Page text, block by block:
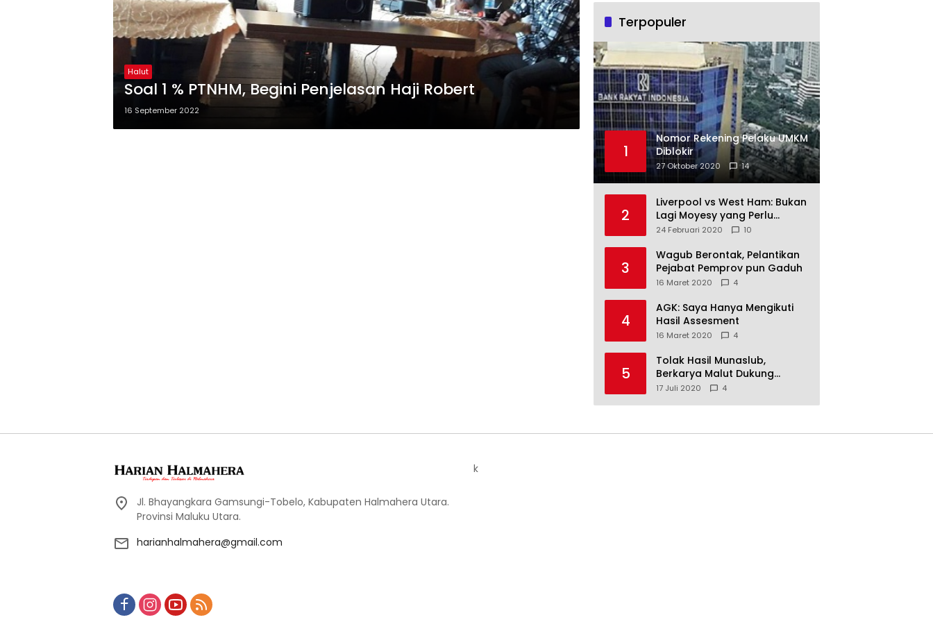
Halut
Soal 1 % PTNHM, Begini Penjelasan Haji Robert
16 September 2022
Terpopuler
1
Nomor Rekening Pelaku UMKM
Diblokir
27 Oktober 2020 14
2
Liverpool vs West Ham: Bukan
Lagi Moyesy yang Perlu
Ditakuti
24 Februari 2020 10
3
Wagub Berontak, Pelantikan
Pejabat Pemprov pun Gaduh
16 Maret 2020 4
4
AGK: Saya Hanya Mengikuti
Hasil Assesment
16 Maret 2020 4
5
Tolak Hasil Munaslub,
Berkarya Malut Dukung
Tommy Soeharto
17 Juli 2020 4
Jl. Bhayangkara Gamsungi-Tobelo, Kabupaten Halmahera Utara.
Provinsi Maluku Utara.
harianhalmahera@gmail.com
k